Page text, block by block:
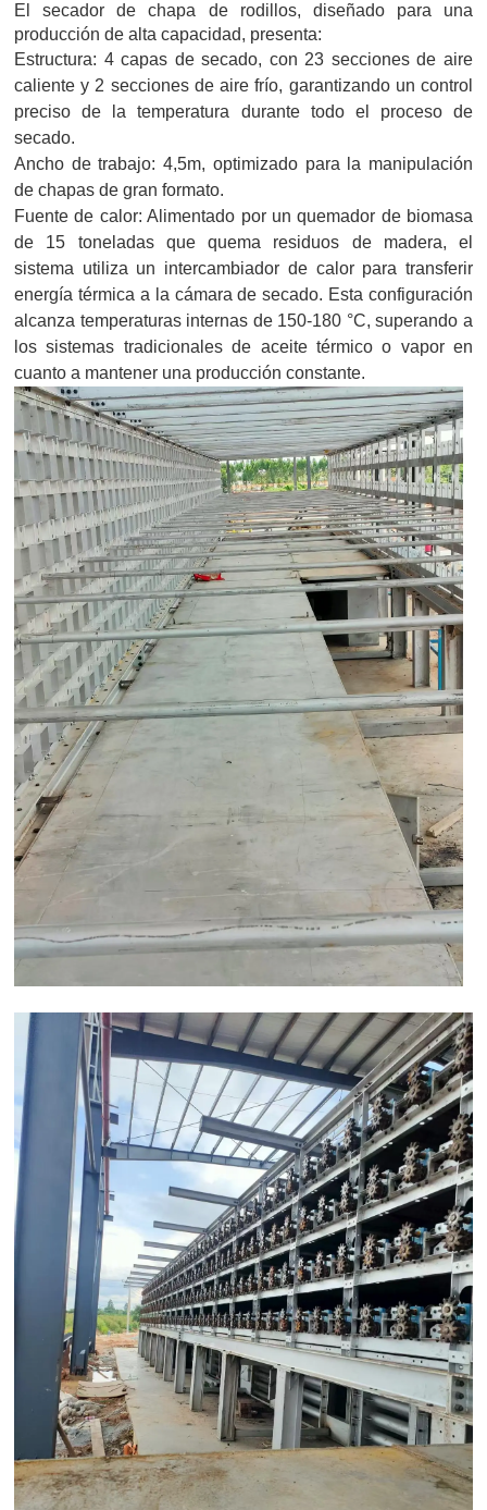
El secador de chapa de rodillos, diseñado para una
producción de alta capacidad, presenta:
Estructura: 4 capas de secado, con 23 secciones de aire
caliente y 2 secciones de aire frío, garantizando un control
preciso de la temperatura durante todo el proceso de
secado.
Ancho de trabajo: 4,5m, optimizado para la manipulación
de chapas de gran formato.
Fuente de calor: Alimentado por un quemador de biomasa
de 15 toneladas que quema residuos de madera, el
sistema utiliza un intercambiador de calor para transferir
energía térmica a la cámara de secado. Esta configuración
alcanza temperaturas internas de 150-180 °C, superando a
los sistemas tradicionales de aceite térmico o vapor en
cuanto a mantener una producción constante.